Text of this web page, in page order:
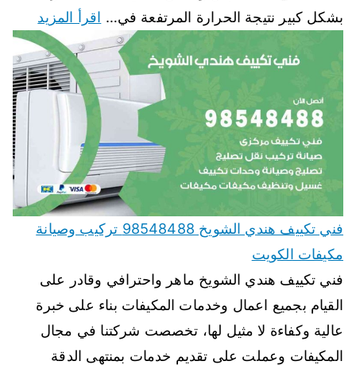
بشكل كبير نتيجة الحرارة المرتفعة في… اقرأ المزيد
فني تكييف هندي الشويخ 98548488 تركيب وصيانة
مكيفات الكويت
فني تكييف هندي الشويخ ماهر واحترافي وقادر على
القيام بجميع اعمال وخدمات المكيفات بناء على خبرة
عالية وكفاءة لا مثيل لها، تخصصت شركتنا في مجال
المكيفات وعملت على تقديم خدمات بمنتهى الدقة